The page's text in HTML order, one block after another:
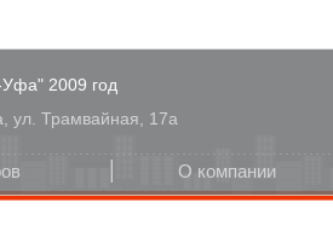
2009 год
ул. Трамвайная, 17а
О компании